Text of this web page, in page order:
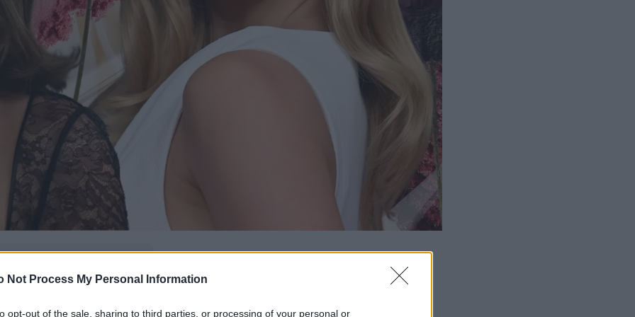
Not Process My Personal Information
opt-out of the sale, sharing to third parties, or processing of your personal or
πιο συχνά